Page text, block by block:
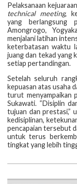
Pelaksanaan
technical meeting,
yang berlangsung
Amongrogo,
menjalani latihan
keterbatasan waktu
juang dan tekad yang
setiap pertandingan.
Setelah seluruh
kepuasan atas usaha
turut menyampaikan
Sukawati. “Disiplin
tujuan dan prestasi,”
kedisiplinan,
pencapaian tersebut
untuk terus
tingkat yang lebih